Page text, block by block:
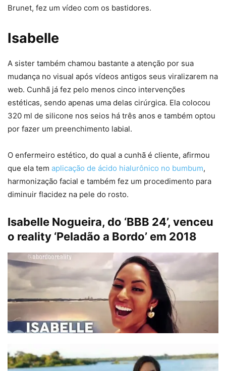
Brunet, fez um vídeo com os bastidores.
Isabelle
A sister também chamou bastante a atenção por sua
mudança no visual após vídeos antigos seus viralizarem na
web. Cunhã já fez pelo menos cinco intervenções
estéticas, sendo apenas uma delas cirúrgica. Ela colocou
320 ml de silicone nos seios há três anos e também optou
por fazer um preenchimento labial.
O enfermeiro estético, do qual a cunhã é cliente, afirmou
que ela tem aplicação de ácido hialurônico no bumbum,
harmonização facial e também fez um procedimento para
diminuir flacidez na pele do rosto.
Isabelle Nogueira, do ‘BBB 24’, venceu
o reality ‘Peladão a Bordo’ em 2018